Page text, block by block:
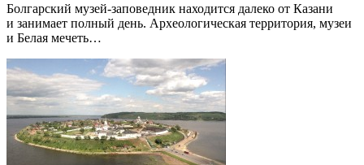
Болгарский музей-заповедник находится далеко от Казани
и занимает полный день. Археологическая территория, музеи
и Белая мечеть…